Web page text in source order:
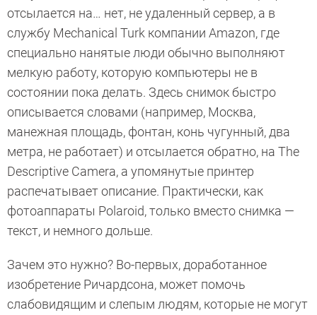
отсылается на… нет, не удаленный сервер, а в
службу Mechanical Turk компании Amazon, где
специально нанятые люди обычно выполняют
мелкую работу, которую компьютеры не в
состоянии пока делать. Здесь снимок быстро
описывается словами (например, Москва,
манежная площадь, фонтан, конь чугунный, два
метра, не работает) и отсылается обратно, на The
Descriptive Camera, а упомянутые принтер
распечатывает описание. Практически, как
фотоаппараты Polaroid, только вместо снимка —
текст, и немного дольше.
Зачем это нужно? Во-первых, доработанное
изобретение Ричардсона, может помочь
слабовидящим и слепым людям, которые не могут